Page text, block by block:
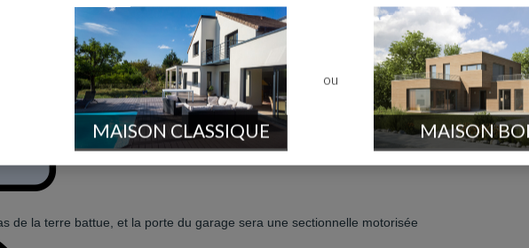
de la terre battue, et la porte du garage sera une sectionnelle motorisée
MAISON CLASSIQUE
ou
MAISON